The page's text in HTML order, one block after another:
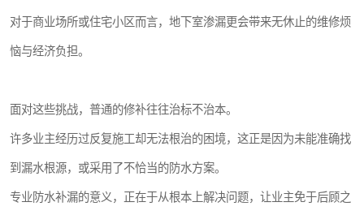
对于商业场所或住宅小区而言，地下室渗漏更会带来无休止的维修烦
恼与经济负担。
面对这些挑战，普通的修补往往治标不治本。
许多业主经历过反复施工却无法根治的困境，这正是因为未能准确找
到漏水根源，或采用了不恰当的防水方案。
专业防水补漏的意义，正在于从根本上解决问题，让业主免于后顾之